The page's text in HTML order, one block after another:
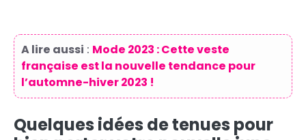
A lire aussi : Mode 2023 : Cette veste
française est la nouvelle tendance pour
l’automne-hiver 2023 !
Quelques idées de tenues pour